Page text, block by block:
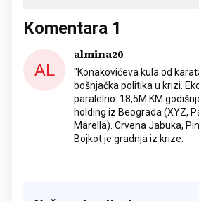
Komentara 1
AL
almina20
"Konakovićeva kula od
bošnjačka politika u krizi.
paralelno: 18,5M KM
holding iz Beograda (XYZ,
Marella). Crvena Jabuka,
Bojkot je gradnja iz krize.